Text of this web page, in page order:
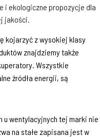
i ekologiczne propozycje dla
jakości.
kojarzyć z wysokiej klasy
znajdziemy także
Wszystkie
źródła energii, są
u wentylacyjnych tej marki nie
na stałe zapisana jest w